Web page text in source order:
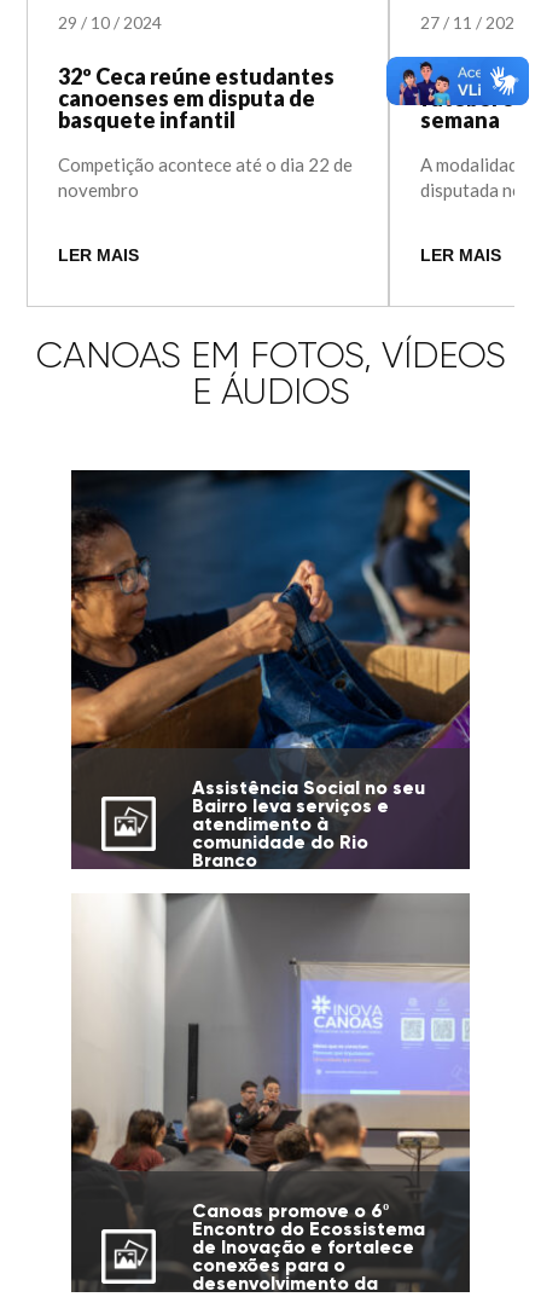
29/ 10/ 2024
32º Ceca reúne estudantes
canoenses em disputa de
basquete infantil
Competição acontece até o dia 22 de
novembro
LER MAIS
27/ 11/ 2023
Ceca 2023:
futebol
semana
A modalidade
disputada
LER MAIS
CANOAS EM FOTOS, VÍDEOS
E ÁUDIOS
Assistência Social no seu
Bairro leva serviços e
atendimento à
comunidade do Rio
Branco
Canoas promove o 6º
Encontro do Ecossistema
de Inovação e fortalece
conexões para o
desenvolvimento da